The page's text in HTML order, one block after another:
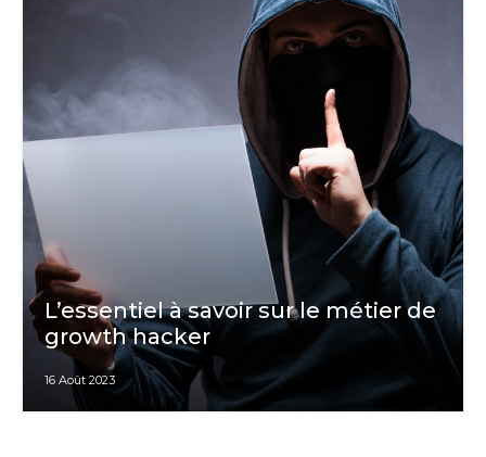
L’essentiel à savoir sur le métier de
growth hacker
16 Août 2023